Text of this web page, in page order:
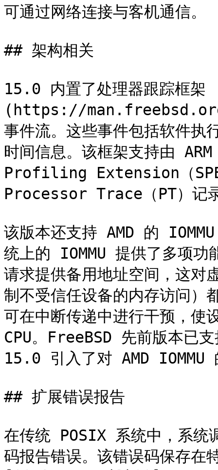
可通过网络连接与客机通信。
## 架构相关
15.0 内置了处理器跟踪
(https://
事件流。这些事件包括软件执
时间信息。该框架支持由
Profiling Extension（
Processor Trace（PT）记
该版本还支持 AMD 的
统上的 IOMMU 提供了多项功
请求提供备用地址空间，这
制不受信任设备的内存访问
可在中断传递中进行干预，使
CPU。FreeBSD 先前版本已
15.0 引入了对 AMD IOMMU
## 扩展错误报告
在传统 POSIX 系统中，系统
码报告错误。该错误码保存